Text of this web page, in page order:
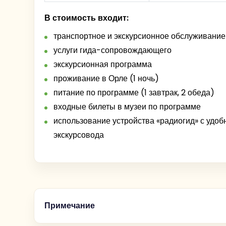
Парк усадьбы
Обед
классе по изготовлению классической
чаепитии с дегустацией нескольких сортов
Обед.
Обзорная экскурсия по Одоеву.
Мы побываем в удивительном
В стоимость входит:
транспортное и экскурсионное обслуживание
услуги гида-сопровождающего
экскурсионная программа
проживание в Орле (1 ночь)
питание по программе (1 завтрак, 2 обеда)
входные билеты в музеи по программе
использование устройства «радиогид» с
экскурсовода
Примечание